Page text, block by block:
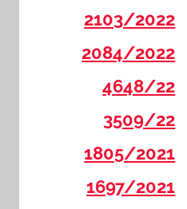
2103/2022
2084/2022
4648/22
3509/22
1805/2021
1697/2021